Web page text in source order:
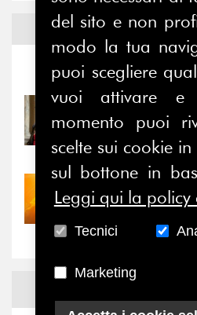
Notizie ed
Notizie-
Prima della
il valore di...
30/07/2026
Nove anni
“grande
del sito e non
modo la tua
puoi scegliere
vuoi attivare e
momento puoi
scelte sui cookie
sul bottone in
Leggi qui la policy
Tecnici
Marketing